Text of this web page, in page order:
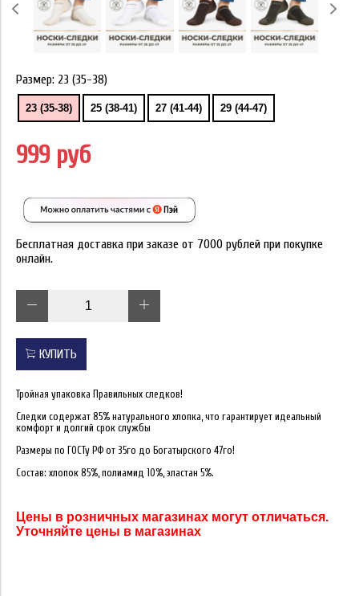
Размер: 23 (35-38)
23 (35-38) 25 (38-41) 27 (41-44) 29 (44-47)
999 руб
Бесплатная доставка при заказе от 7000 рублей при покупке
онлайн.
КУПИТЬ
Тройная упаковка Правильных следков!
Следки содержат 85% натурального хлопка, что гарантирует идеальный
комфорт и долгий срок службы
Размеры по ГОСТу РФ от 35го до Богатырского 47го!
Состав: хлопок 85%, полиамид 10%, эластан 5%.
Цены в розничных магазинах могут отличаться.
Уточняйте цены в магазинах